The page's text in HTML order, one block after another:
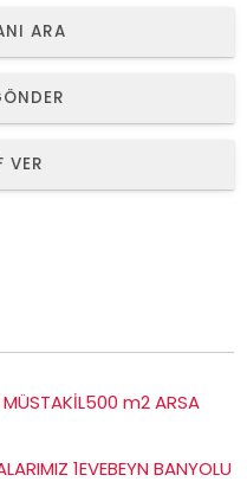
ARA
VER
MÜSTAKİL500 m2 ARSA
1EVEBEYN BANYOLU